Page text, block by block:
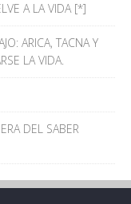
A LA VIDA [*]
ARICA, TACNA Y
LA VIDA.
DEL SABER